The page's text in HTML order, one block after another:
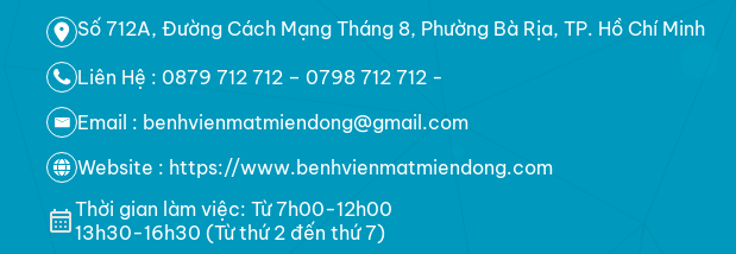
Số 712A, Đường Cách Mạng Tháng 8, Phường Bà Rịa, TP. Hồ Chí Minh
Liên Hệ : 0879 712 712 – 0798 712 712 -
Email : benhvienmatmiendong@gmail.com
Website : https://www.benhvienmatmiendong.com
Thời gian làm việc: Từ 7h00-12h00
13h30-16h30 (Từ thứ 2 đến thứ 7)